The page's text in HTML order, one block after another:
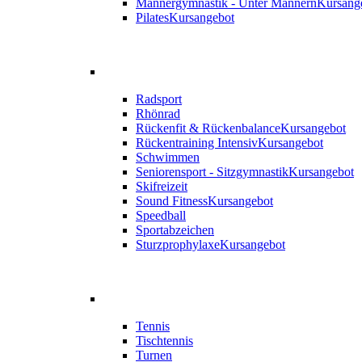
Männergymnastik - Unter Männern
PilatesKursangebot
Radsport
Rhönrad
Rückenfit & RückenbalanceKursangebot
Rückentraining IntensivKursangebot
Schwimmen
Seniorensport - SitzgymnastikKursangebot
Skifreizeit
Sound FitnessKursangebot
Speedball
Sportabzeichen
SturzprophylaxeKursangebot
Tennis
Tischtennis
Turnen